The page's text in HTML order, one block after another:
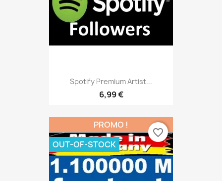
Spotify Premium Artist...
6,99 €
PROMO !
OUT-OF-STOCK
favorite_border